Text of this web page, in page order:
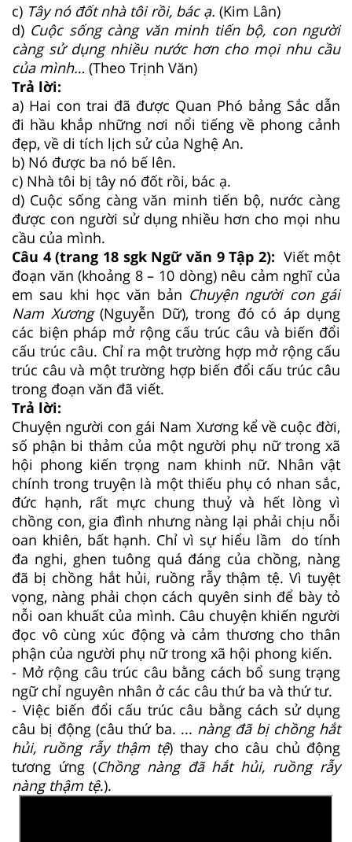
c) Tây nó đốt nhà tôi rồi, bác ạ. (Kim Lân)
d) Cuộc sống càng văn minh tiến bộ, con người
càng sử dụng nhiều nước hơn cho mọi nhu cầu
của mình… (Theo Trịnh Văn)
Trả lời:
a) Hai con trai đã được Quan Phó bảng Sắc dẫn
đi hầu khắp những nơi nổi tiếng về phong cảnh
đẹp, về di tích lịch sử của Nghệ An.
b) Nó được ba nó bế lên.
c) Nhà tôi bị tây nó đốt rồi, bác ạ.
d) Cuộc sống càng văn minh tiến bộ, nước càng
được con người sử dụng nhiều hơn cho mọi nhu
cầu của mình.
Câu 4 (trang 18 sgk Ngữ văn 9 Tập 2): Viết một
đoạn văn (khoảng 8 – 10 dòng) nêu cảm nghĩ của
em sau khi học văn bản Chuyện người con gái
Nam Xương(Nguyễn Dữ), trong đó có áp dụng
các biện pháp mở rộng cấu trúc câu và biến đổi
cấu trúc câu. Chỉ ra một trường hợp mở rộng cấu
trúc câu và một trường hợp biến đổi cấu trúc câu
trong đoạn văn đã viết.
Trả lời:
Chuyện người con gái Nam Xương kể về cuộc đời,
số phận bi thảm của một người phụ nữ trong xã
hội phong kiến trọng nam khinh nữ. Nhân vật
chính trong truyện là một thiếu phụ có nhan sắc,
đức hạnh, rất mực chung thuỷ và hết lòng vì
chồng con, gia đình nhưng nàng lại phải chịu nỗi
oan khiên, bất hạnh. Chỉ vì sự hiểu lầm do tính
đa nghi, ghen tuông quá đáng của chồng, nàng
đã bị chồng hắt hủi, ruồng rẫy thậm tệ. Vì tuyệt
vọng, nàng phải chọn cách quyên sinh để bày tỏ
nỗi oan khuất của mình. Câu chuyện khiến người
đọc vô cùng xúc động và cảm thương cho thân
phận của người phụ nữ trong xã hội phong kiến.
- Mở rộng câu trúc câu bằng cách bổ sung trạng
ngữ chỉ nguyên nhân ở các câu thứ ba và thứ tư.
- Việc biến đổi cấu trúc câu bằng cách sử dụng
câu bị động (câu thứ ba. ... nàng đã bị chồng hắt
hủi, ruồng rẫy thậm tệ) thay cho câu chủ động
tương ứng (Chồng nàng đã hắt hủi, ruồng rẫy
nàng thậm tệ.).